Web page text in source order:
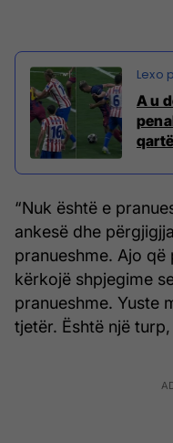
A u
“Nuk është e
ankesë dhe
pranueshme. Ajo
kërkojë shpjegime
pranueshme. Yuste
tjetër. Është një